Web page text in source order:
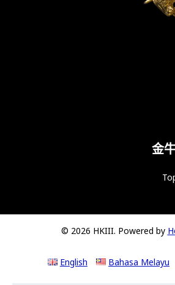
金
© 2026 HKIII. Powered by
English Bahasa Melayu